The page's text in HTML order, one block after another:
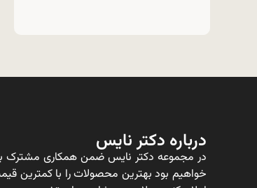
درباره دکتر نایس
در مجموعه دکتر نایس ضمن همکاری مشترک با
خواهیم بود بهترین محصولات را با کمترین